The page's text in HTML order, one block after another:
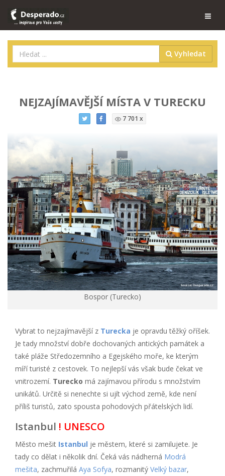
Vyhledat
NEJZAJÍMAVĚJŠÍ MÍSTA V TURECKU
7 701 x
Bospor (Turecko)
Vybrat to nejzajímavější z Turecka je opravdu těžký oříšek.
Je tady množství dobře dochovaných antických památek a
také pláže Středozemního a Egejského moře, ke kterým
míří turisté z cestovek. To nejlepší vás však bude čekat ve
vnitrozemí. Turecko má zajímavou přírodu s množstvím
unikátů. Určitě si nenechte si ujít východ země, kde není
příliš turistů, zato spousta pohodových přátelských lidí.
Istanbul ! UNESCO
Město mešit Istanbul je městem, které si zamilujete. Je
tady co dělat i několik dní. Čeká vás nádherná Modrá
mešita, zachmuřilá Aya Sofya, rozmanitý Velký bazar,